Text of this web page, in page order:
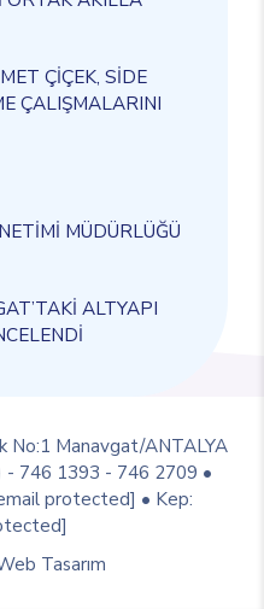
ÇİÇEK, SİDE
ÇALIŞMALARINI
MÜDÜRLÜĞÜ
ALTYAPI
No:1 Manavgat/ANTALYA
746 1393 - 746 2709 •
protected] • Kep:
Tasarım